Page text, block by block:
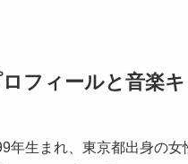
フィールと音楽
年生まれ、東京都出身の